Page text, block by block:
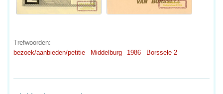
Trefwoorden:
bezoek/aanbieden/petitie
Middelburg 1986 Borssele 2